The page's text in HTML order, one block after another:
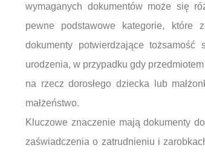
wymaganych dokumentów może się
pewne podstawowe kategorie, które
dokumenty potwierdzające
urodzenia, w przypadku gdy
na rzecz dorosłego dziecka lub
małżeństwo.
Kluczowe znaczenie mają dokumenty
zaświadczenia o zatrudnieniu i